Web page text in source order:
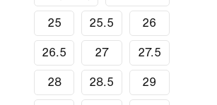
25 25.5 26
26.5 27 27.5
28 28.5 29